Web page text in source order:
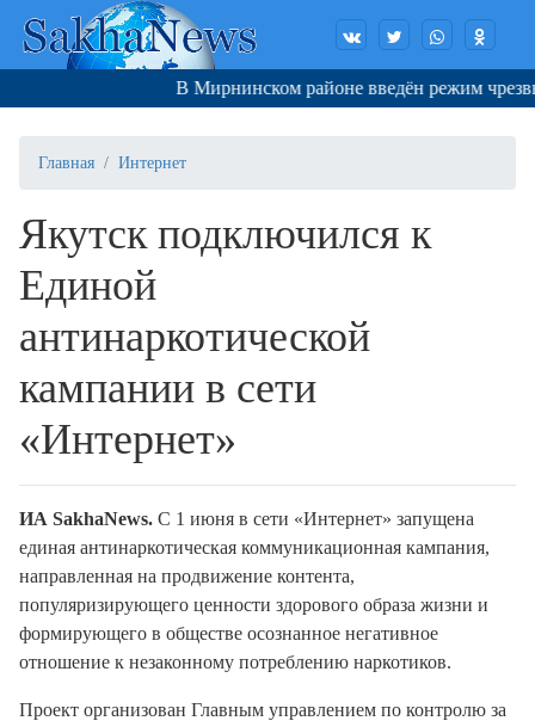
В Мирнинском районе введён режим
Главная Интернет
Якутск подключился к
Единой
антинаркотической
кампании в сети
«Интернет»
ИА SakhaNews. С 1 июня в сети «Интернет» запущена
единая антинаркотическая коммуникационная кампания,
направленная на продвижение контента,
популяризирующего ценности здорового образа жизни и
формирующего в обществе осознанное негативное
отношение к незаконному потреблению наркотиков.
Проект организован Главным управлением по контролю за